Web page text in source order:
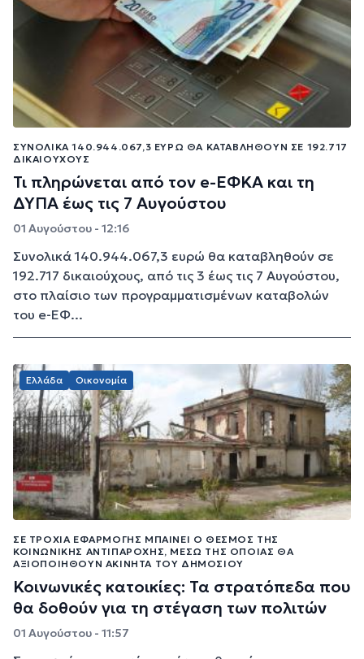
ΣΥΝΟΛΙΚΆ 140.944.067,3 ΕΥΡΏ ΘΑ ΚΑΤΑΒΛΗΘΟΎΝ ΣΕ 192.717
ΔΙΚΑΙΟΎΧΟΥΣ
Τι πληρώνεται από τον e-ΕΦΚΑ και τη
ΔΥΠΑ έως τις 7 Αυγούστου
01 Αυγούστου - 12:16
Συνολικά 140.944.067,3 ευρώ θα καταβληθούν σε
192.717 δικαιούχους, από τις 3 έως τις 7 Αυγούστου,
στο πλαίσιο των προγραμματισμένων καταβολών
του e-ΕΦ...
Ελλάδα Οικονομία
ΣΕ ΤΡΟΧΙΆ ΕΦΑΡΜΟΓΉΣ ΜΠΑΊΝΕΙ Ο ΘΕΣΜΌΣ ΤΗΣ
ΚΟΙΝΩΝΙΚΉΣ ΑΝΤΙΠΑΡΟΧΉΣ, ΜΈΣΩ ΤΗΣ ΟΠΟΊΑΣ ΘΑ
ΑΞΙΟΠΟΙΗΘΟΎΝ ΑΚΊΝΗΤΑ ΤΟΥ ΔΗΜΟΣΊΟΥ
Κοινωνικές κατοικίες: Τα στρατόπεδα που
θα δοθούν για τη στέγαση των πολιτών
01 Αυγούστου - 11:57